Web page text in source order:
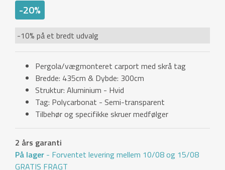
-20%
-10% på et bredt udvalg
Pergola/vægmonteret carport med skrå tag
Bredde: 435cm & Dybde: 300cm
Struktur: Aluminium - Hvid
Tag: Polycarbonat - Semi-transparent
Tilbehør og specifikke skruer medfølger
2 års garanti
På lager - Forventet levering mellem 10/08 og 15/08
GRATIS FRAGT